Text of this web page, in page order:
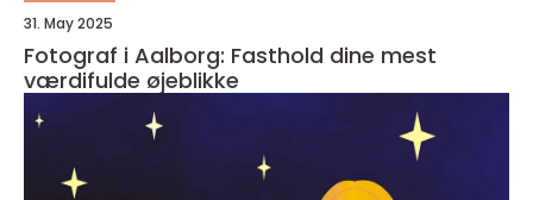
31. May 2025
Fotograf i Aalborg: Fasthold dine mest
værdifulde øjeblikke